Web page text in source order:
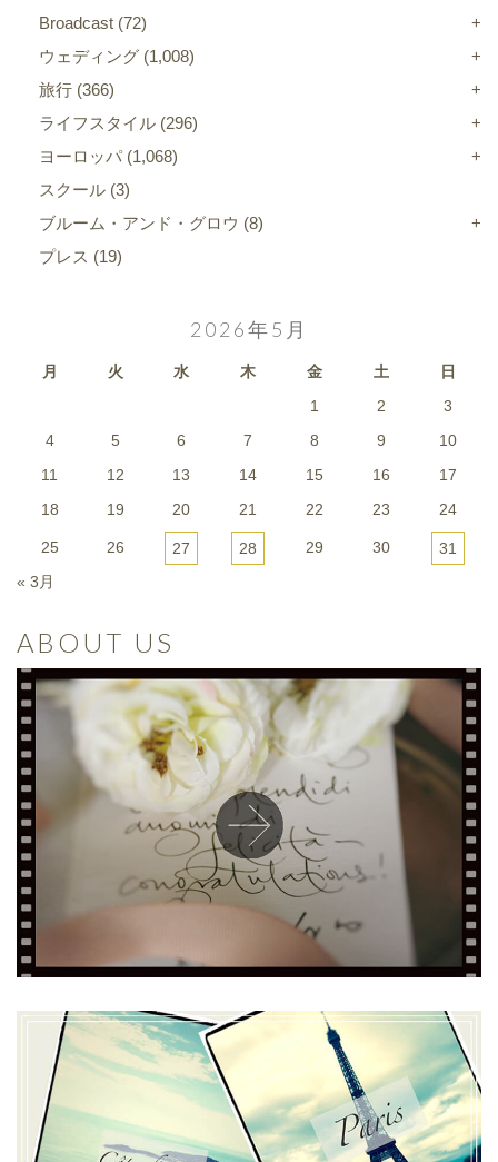
Broadcast (72)
ウェディング (1,008)
旅行 (366)
ライフスタイル (296)
ヨーロッパ(1,068)
スクール (3)
ブルーム・アンド・グロウ (8)
プレス (19)
2026年5月
月 火 水 木 金 土
日
1
2
3
4
5 6 7 8 9
10
11
12 13 14 15 16
17
18
19 20 21 22 23 24
25 26 27 28 29 30
31
« 3月
ABOUT US